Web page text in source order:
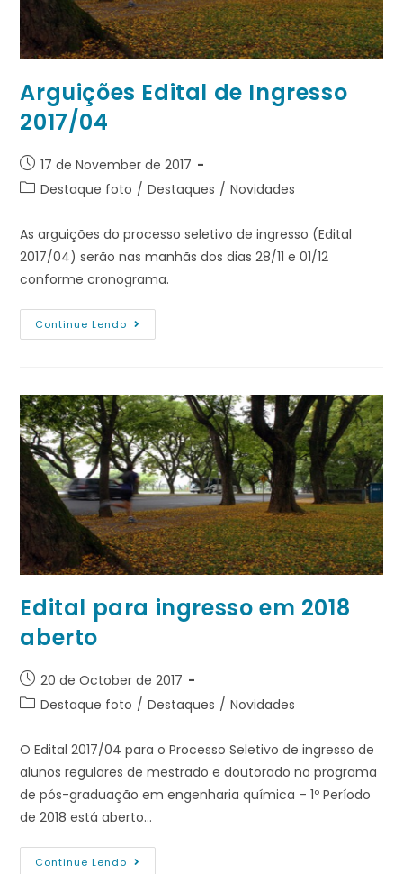
Arguições Edital de Ingresso
2017/04
17 de November de 2017
Destaque foto / Destaques / Novidades
As arguições do processo seletivo de ingresso (Edital
2017/04) serão nas manhãs dos dias 28/11 e 01/12
conforme cronograma.
Continue Lendo
Edital para ingresso em 2018
aberto
20 de October de 2017
Destaque foto / Destaques / Novidades
O Edital 2017/04 para o Processo Seletivo de ingresso de
alunos regulares de mestrado e doutorado no programa
de pós-graduação em engenharia química – 1º Período
de 2018 está aberto…
Continue Lendo